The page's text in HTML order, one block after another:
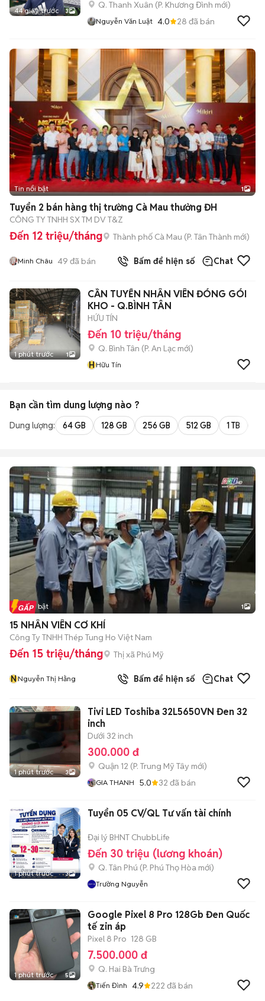
44 giây trước 3
Q. Thanh Xuân (P. Khương Đình mới)
Nguyễn Văn Luật 4.0 28 đã bán
Tin nổi bật 1
Tuyển 2 bán hàng thị trường Cà Mau thưởng ĐH
CÔNG TY TNHH SX TM DV T&Z
Đến 12 triệu/tháng Thành phố Cà Mau (P. Tân Thành mới)
Minh Châu 49 đã bán Bấm để hiện số Chat
1 phút trước 1
CẦN TUYỂN NHÂN VIÊN ĐÓNG GÓI
KHO - Q.BÌNH TÂN
HỨU TÍN
Đến 10 triệu/tháng
Q. Bình Tân (P. An Lạc mới)
HHữu Tín
Bạn cần tìm dung lượng nào ?
Dung lượng: 64 GB 128 GB 256 GB 512 GB 1 TB
Tin nổi bật 1
15 NHÂN VIÊN CƠ KHÍ
Công Ty TNHH Thép Tung Ho Việt Nam
Đến 15 triệu/tháng Thị xã Phú Mỹ
NNguyễn Thị Hằng Bấm để hiện số Chat
1 phút trước 3
Tivi LED Toshiba 32L5650VN Đen 32
inch
Dưới 32 inch
300.000 đ
Quận 12 (P. Trung Mỹ Tây mới)
GIA THANH 5.0 32 đã bán
1 phút trước 3
Tuyển 05 CV/QL Tư vấn tài chính
Đại lý BHNT ChubbLife
Đến 30 triệu (lương khoán)
Q. Tân Phú (P. Phú Thọ Hòa mới)
Trường Nguyễn
1 phút trước 5
Google Pixel 8 Pro 128Gb Đen Quốc
tế zin áp
Pixel 8 Pro 128 GB
7.500.000 đ
Q. Hai Bà Trưng
Tiến Đình 4.9 222 đã bán